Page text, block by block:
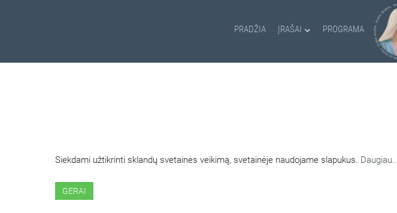
PRADŽIA ĮRAŠAI PROGRAMA
Siekdami užtikrinti sklandų svetainės veikimą, svetainėje naudojame slapukus. Daugiau..
GERAI